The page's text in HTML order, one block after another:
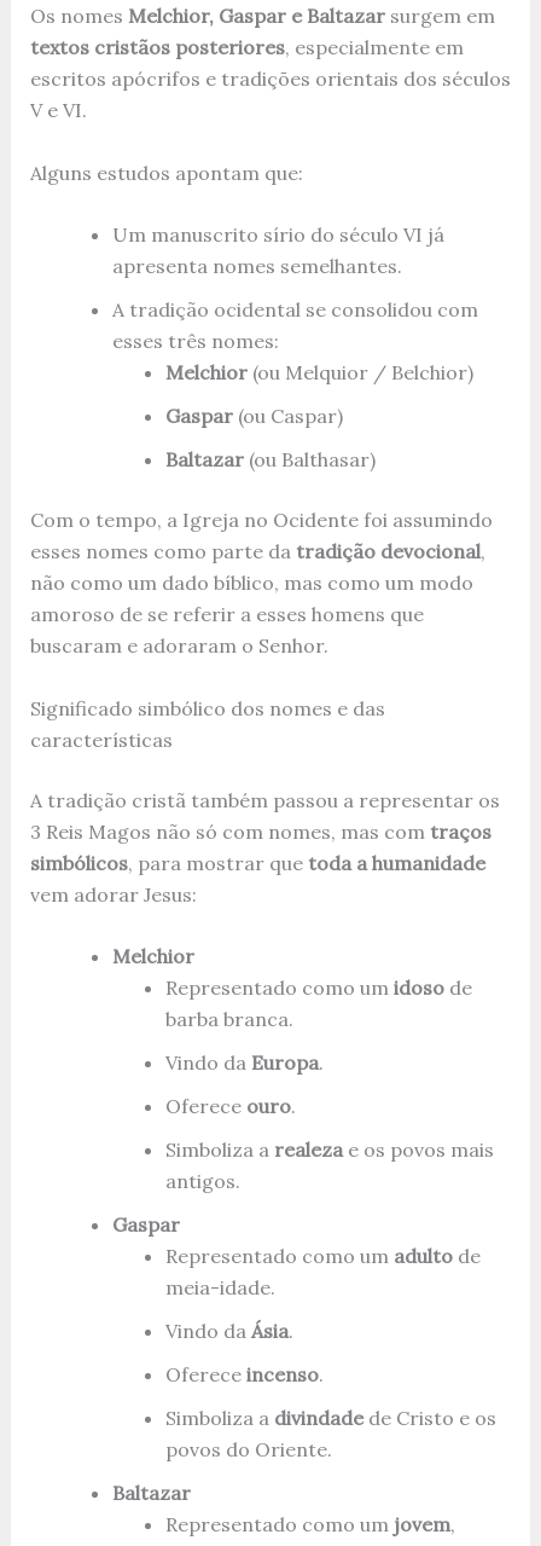
Os nomes Melchior, Gaspar e Baltazarsurgem em
textos cristãos posteriores, especialmente em
escritos apócrifos e tradições orientais dos séculos
V e VI.
Alguns estudos apontam que:
Um manuscrito sírio do século VI já
apresenta nomes semelhantes.
A tradição ocidental se consolidou com
esses três nomes:
Melchior(ou Melquior / Belchior)
Gaspar(ou Caspar)
Baltazar(ou Balthasar)
Com o tempo, a Igreja no Ocidente foi assumindo
esses nomes como parte da tradição devocional,
não como um dado bíblico, mas como um modo
amoroso de se referir a esses homens que
buscaram e adoraram o Senhor.
Significado simbólico dos nomes e das
características
A tradição cristã também passou a representar os
3 Reis Magos não só com nomes, mas com traços
simbólicos, para mostrar que toda a humanidade
vem adorar Jesus:
Melchior
Representado como um idosode
barba branca.
Vindo da Europa.
Oferece ouro.
Simboliza a realezae os povos mais
antigos.
Gaspar
Representado como um adultode
meia-idade.
Vindo da Ásia.
Oferece incenso.
Simboliza a divindadede Cristo e os
povos do Oriente.
Baltazar
Representado como um jovem,